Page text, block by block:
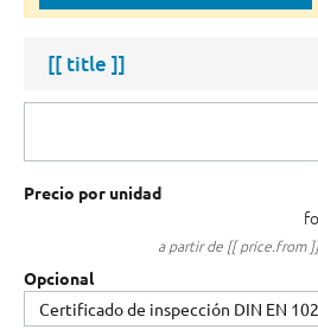
[[ title ]]
Precio por unidad
a partir de [[ price.from
Opcional